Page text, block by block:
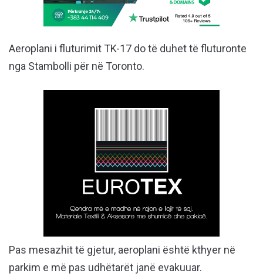
Aeroplani i fluturimit TK-17 do të duhet të fluturonte
nga Stambolli për në Toronto.
Pas mesazhit të gjetur, aeroplani është kthyer në
parkim e më pas udhëtarët janë evakuuar.